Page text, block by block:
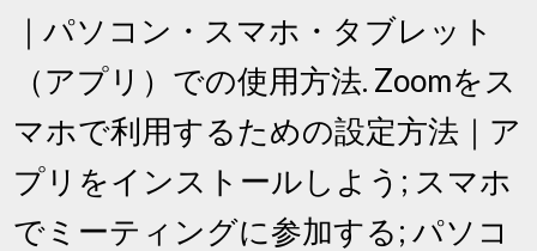
｜パソコン・スマホ・タブレット
（アプリ）での使用方法. Zoomをス
マホで利用するための設定方法｜ア
プリをインストールしよう; スマホ
でミーティングに参加する; パソコ